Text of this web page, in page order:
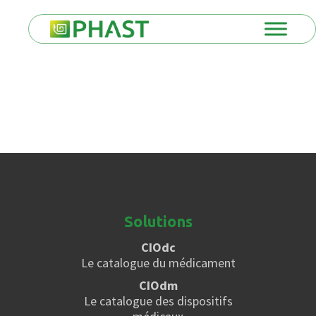
Solutions
CIOdc
Le catalogue du médicament
CIOdm
Le catalogue des dispositifs